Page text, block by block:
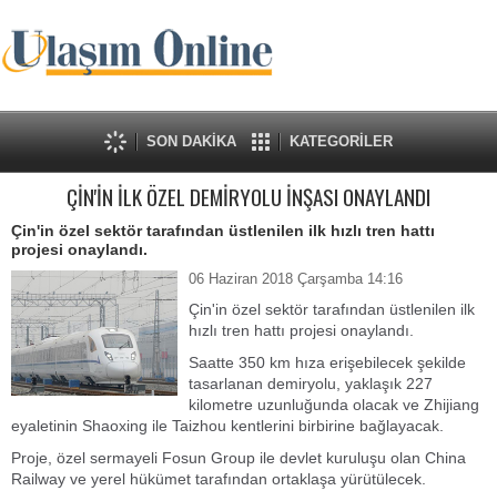
SON DAKİKA KATEGORİLER
ÇİN'İN İLK ÖZEL DEMİRYOLU İNŞASI ONAYLANDI
Çin'in özel sektör tarafından üstlenilen ilk hızlı tren hattı
projesi onaylandı.
06 Haziran 2018 Çarşamba 14:16
Çin'in özel sektör tarafından üstlenilen ilk
hızlı tren hattı projesi onaylandı.
Saatte 350 km hıza erişebilecek şekilde
tasarlanan demiryolu, yaklaşık 227
kilometre uzunluğunda olacak ve Zhijiang
eyaletinin Shaoxing ile Taizhou kentlerini birbirine bağlayacak.
Proje, özel sermayeli Fosun Group ile devlet kuruluşu olan China
Railway ve yerel hükümet tarafından ortaklaşa yürütülecek.